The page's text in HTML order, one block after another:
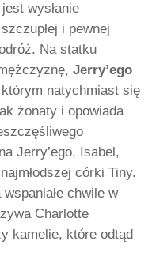
wysłanie
i pewnej
Na statku
Jerry’ego
natychmiast się
żonaty i opowiada
Jerry’ego, Isabel,
córki Tiny.
chwile w
Charlotte
kamelie, które odtąd